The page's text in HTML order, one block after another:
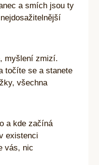
a smích jsou ty
myšlení zmizí.
točíte se a stanete
všechna
a kde začíná
existenci
vás, nic